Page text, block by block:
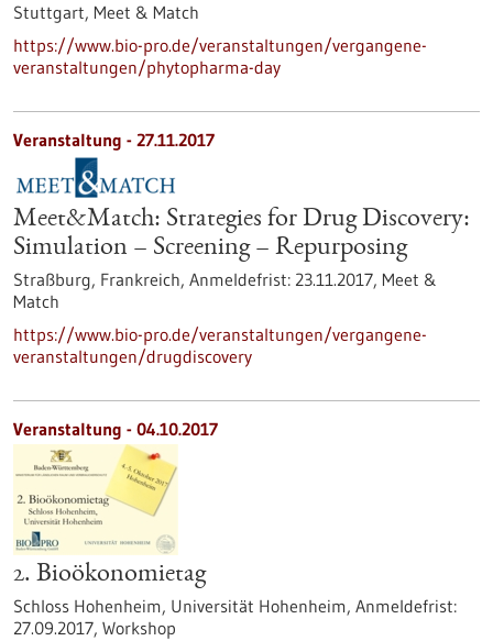
Stuttgart, Meet & Match
https://www.bio-pro.de/veranstaltungen/vergangene-
veranstaltungen/phytopharma-day
Veranstaltung - 27.11.2017
Meet&Match: Strategies for Drug Discovery:
Simulation – Screening – Repurposing
Straßburg, Frankreich, Anmeldefrist: 23.11.2017, Meet &
Match
https://www.bio-pro.de/veranstaltungen/vergangene-
veranstaltungen/drugdiscovery
Veranstaltung - 04.10.2017
2. Bioökonomietag
Schloss Hohenheim, Universität Hohenheim, Anmeldefrist:
27.09.2017, Workshop